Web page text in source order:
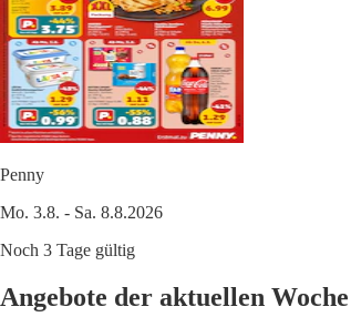
Penny
Mo. 3.8. - Sa. 8.8.2026
Noch 3 Tage gültig
Angebote der aktuellen Woche